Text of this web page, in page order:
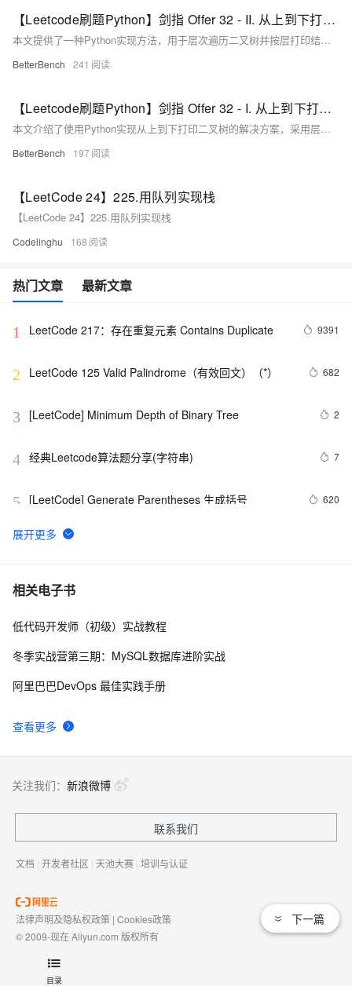
目录
【Leetcode刷题Python】剑指 Offer 32 - II. 从上到下打印二叉树 II
本文提供了一种Python实现方法，用于层次遍历二叉树并按层打印结果，每层节点按从左到右的顺序排列，每层打印到一行。
BetterBench 241
【Leetcode刷题Python】剑指 Offer 32 - I. 从上到下打印二叉树
本文介绍了使用Python实现从上到下打印二叉树的解决方案，采用层次遍历的方法，利用队列进行节点的访问。
BetterBench 197
【LeetCode 24】225.用队列实现栈
【LeetCode 24】225.用队列实现栈
Codelinghu 168
热门文章 最新文章
1 LeetCode 217：存在重复元素	Contains Duplicate 9391
2 LeetCode 125 Valid Palindrome（有效回文）（*） 682
3 [LeetCode] Minimum Depth of Binary Tree 2
4 经典Leetcode算法题分享(字符串) 7
5 [LeetCode] Generate Parentheses 生成括号 620
6
LeetCode 209：最小长度的子数组 Minimum Size
7 [LeetCode] Implement Stack using Queues 用队列来
8 [LeetCode] Shortest Word Distance
相关电子书
查看更多
低代码开发师（初级）实战教程
冬季实战营第三期：MySQL数据库进阶实战
阿里巴巴DevOps 最佳实践手册
下一篇
关注我们： 新浪微博
联系我们
文档 | 开发者社区 | 天池大赛 | 培训与认证
法律声明及隐私权政策 | Cookies政策
© 2009-现在 Aliyun.com 版权所有
域名注册服务机构许可：